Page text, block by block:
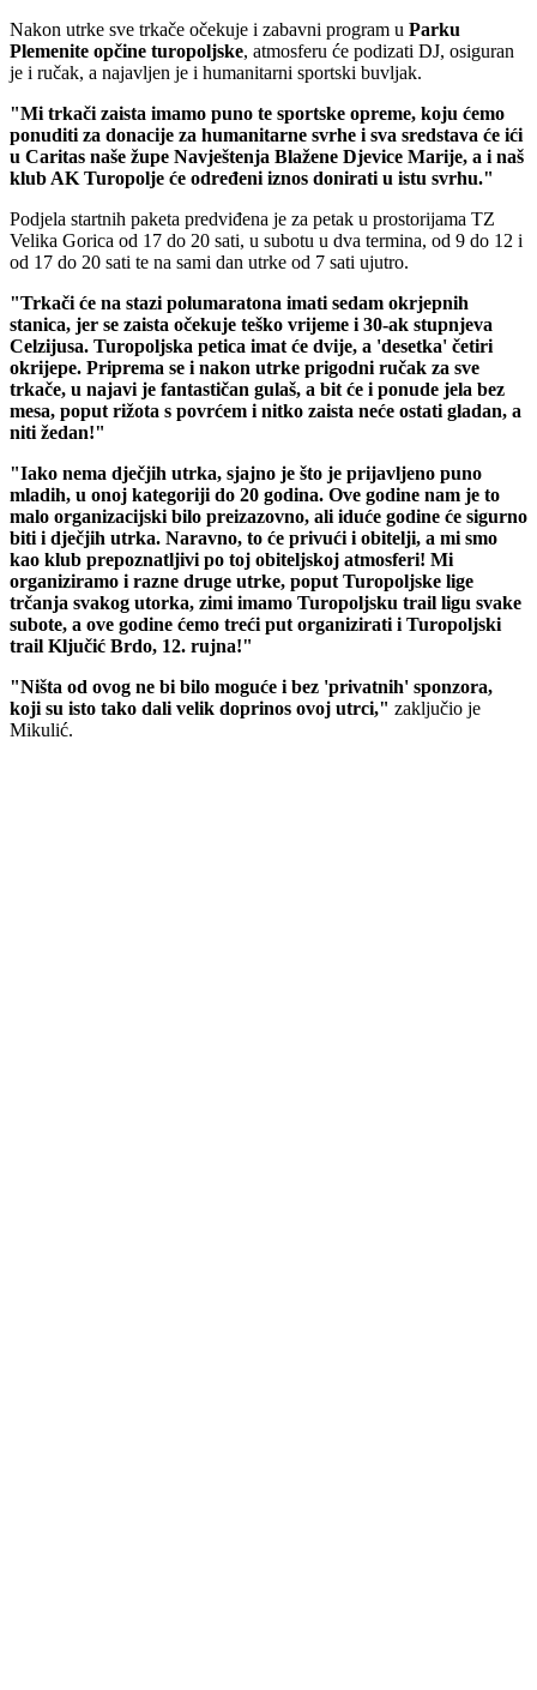
Nakon utrke sve trkače očekuje i zabavni program u Parku
Plemenite opčine turopoljske, atmosferu će podizati DJ, osiguran
je i ručak, a najavljen je i humanitarni sportski buvljak.
"Mi trkači zaista imamo puno te sportske opreme, koju ćemo
ponuditi za donacije za humanitarne svrhe i sva sredstava će ići
u Caritas naše župe Navještenja Blažene Djevice Marije, a i naš
klub AK Turopolje će određeni iznos donirati u istu svrhu."
Podjela startnih paketa predviđena je za petak u prostorijama TZ
Velika Gorica od 17 do 20 sati, u subotu u dva termina, od 9 do 12 i
od 17 do 20 sati te na sami dan utrke od 7 sati ujutro.
"Trkači će na stazi polumaratona imati sedam okrjepnih
stanica, jer se zaista očekuje teško vrijeme i 30-ak stupnjeva
Celzijusa. Turopoljska petica imat će dvije, a 'desetka' četiri
okrijepe. Priprema se i nakon utrke prigodni ručak za sve
trkače, u najavi je fantastičan gulaš, a bit će i ponude jela bez
mesa, poput rižota s povrćem i nitko zaista neće ostati gladan, a
niti žedan!"
"Iako nema dječjih utrka, sjajno je što je prijavljeno puno
mladih, u onoj kategoriji do 20 godina. Ove godine nam je to
malo organizacijski bilo preizazovno, ali iduće godine će sigurno
biti i dječjih utrka. Naravno, to će privući i obitelji, a mi smo
kao klub prepoznatljivi po toj obiteljskoj atmosferi! Mi
organiziramo i razne druge utrke, poput Turopoljske lige
trčanja svakog utorka, zimi imamo Turopoljsku trail ligu svake
subote, a ove godine ćemo treći put organizirati i Turopoljski
trail Ključić Brdo, 12. rujna!"
"Ništa od ovog ne bi bilo moguće i bez 'privatnih' sponzora,
koji su isto tako dali velik doprinos ovoj utrci," zaključio je
Mikulić.